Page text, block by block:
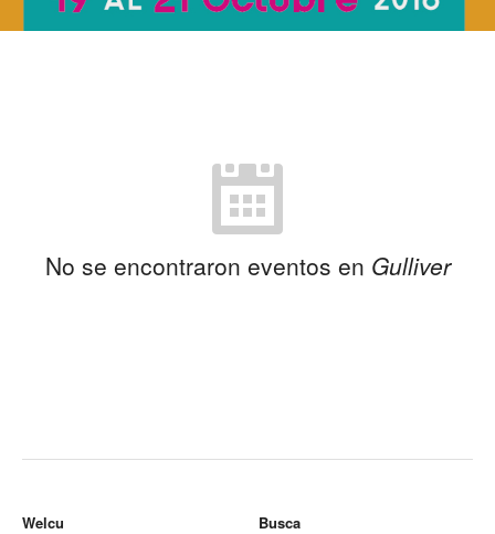
No se encontraron eventos en Gulliver
Welcu
Busca